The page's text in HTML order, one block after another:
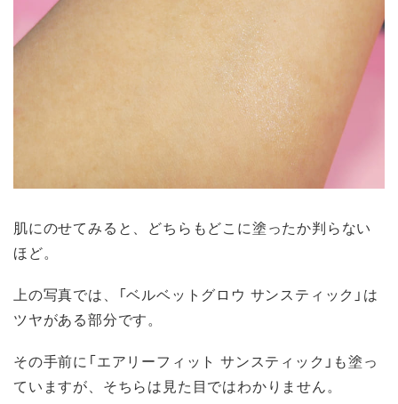
肌にのせてみると、どちらもどこに塗ったか判らない
ほど。
上の写真では、「ベルベットグロウ サンスティック」は
ツヤがある部分です。
その手前に「エアリーフィット サンスティック」も塗っ
ていますが、そちらは見た目ではわかりません。